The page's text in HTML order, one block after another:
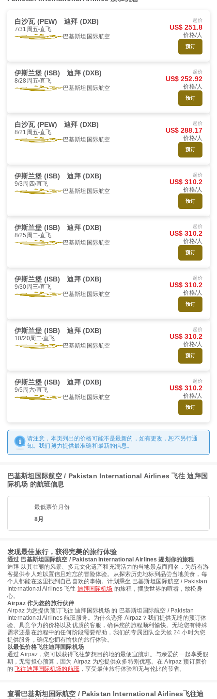
白沙瓦 (PEW) 迪拜 (DXB)
7/31周五 直飞
巴基斯坦国际航空
起价
US$ 251.8
价格/人
预订
伊斯兰堡 (ISB) 迪拜 (DXB)
8/28周五 直飞
巴基斯坦国际航空
起价
US$ 252.92
价格/人
预订
白沙瓦 (PEW) 迪拜 (DXB)
8/21周五 直飞
巴基斯坦国际航空
起价
US$ 288.17
价格/人
预订
伊斯兰堡 (ISB) 迪拜 (DXB)
9/3周四 直飞
巴基斯坦国际航空
起价
US$ 310.2
价格/人
预订
伊斯兰堡 (ISB) 迪拜 (DXB)
8/25周二 直飞
巴基斯坦国际航空
起价
US$ 310.2
价格/人
预订
伊斯兰堡 (ISB) 迪拜 (DXB)
9/30周三 直飞
巴基斯坦国际航空
起价
US$ 310.2
价格/人
预订
伊斯兰堡 (ISB) 迪拜 (DXB)
10/20周二 直飞
巴基斯坦国际航空
起价
US$ 310.2
价格/人
预订
伊斯兰堡 (ISB) 迪拜 (DXB)
9/5周六 直飞
巴基斯坦国际航空
起价
US$ 310.2
价格/人
预订
请注意，本页列出的价格可能不是最新的，如有更改，恕不另行通
知。我们努力提供最准确和最新的信息。
巴基斯坦国际航空 / Pakistan International Airlines 飞往 迪拜国
际机场 的航班信息
最低票价月份
8月
发现最佳旅行，获得完美的旅行体验
通过 巴基斯坦国际航空 / Pakistan International Airlines 规划你的旅程
迪拜 以其壮丽的风景、多元文化遗产和充满活力的当地景点而闻名，为所有游
客提供令人难以置信且难忘的冒险体验。从探索历史地标到品尝当地美食，每
个人都能在这里找到自己喜欢的事物。计划乘坐 巴基斯坦国际航空 / Pakistan
International Airlines 飞往 迪拜国际机场 的旅程，摆脱世界的喧嚣，放松身
心。
Airpaz 作为您的旅行伙伴
Airpaz 为您提供预订飞往 迪拜国际机场 的 巴基斯坦国际航空 / Pakistan
International Airlines 航班服务。为什么选择 Airpaz？我们提供无缝的预订体
验、具竞争力的价格以及优质的客服，确保您的旅程顺利愉快。无论您有特殊
需求还是在旅程中的任何阶段需要帮助，我们的专属团队全天候 24 小时为您
提供服务，确保您拥有愉快的旅行体验。
以最低价格飞往迪拜国际机场
通过 Airpaz，您可以获得飞往梦想目的地的最便宜航班。与亲爱的一起享受假
期，无需担心预算，因为 Airpaz 为您提供众多特别优惠。在 Airpaz 预订廉价
的飞往迪拜国际机场的航班，享受最佳旅行体验和无与伦比的节省。
查看巴基斯坦国际航空 / Pakistan International Airlines飞往迪